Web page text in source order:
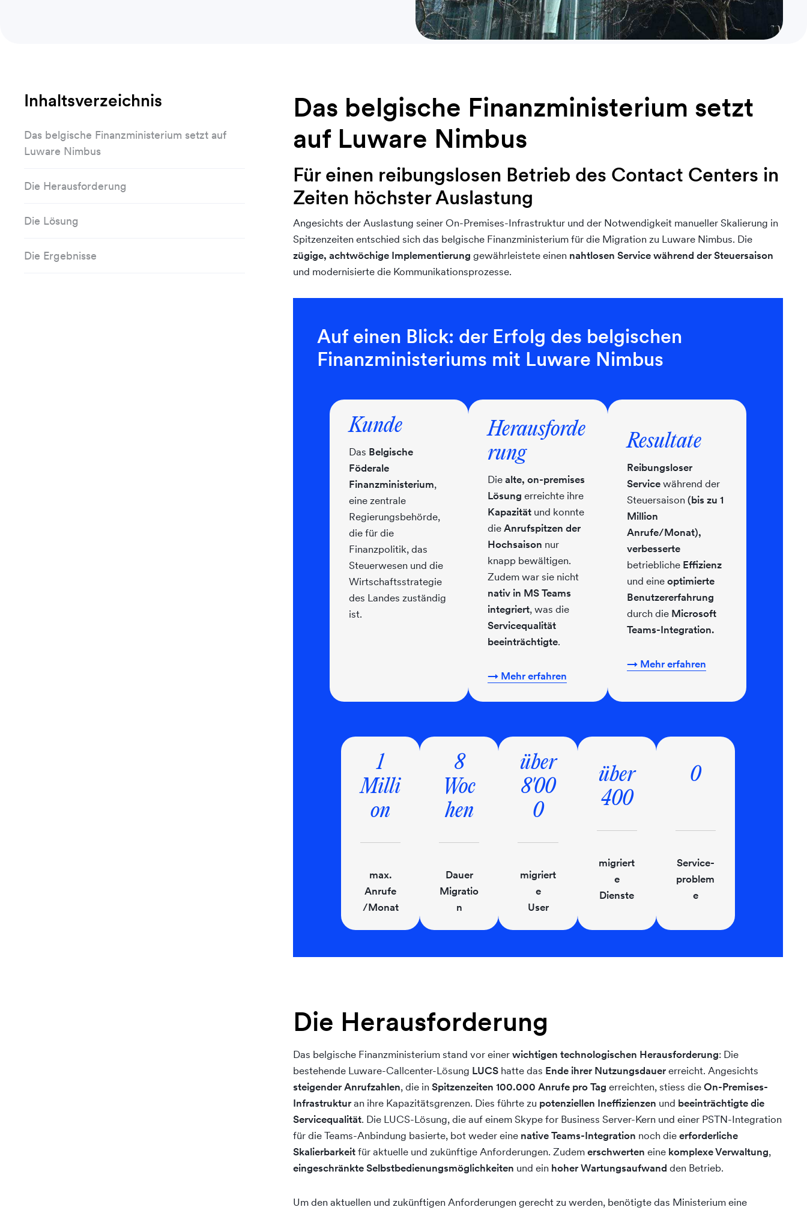
Inhaltsverzeichnis
Das belgische Finanzministerium setzt auf
Luware Nimbus
Die Herausforderung
Die Lösung
Die Ergebnisse
Das belgische Finanzministerium setzt
auf Luware Nimbus
Für einen reibungslosen Betrieb des Contact Centers in
Zeiten höchster Auslastung
Angesichts der Auslastung seiner On-Premises-Infrastruktur und der Notwendigkeit manueller Skalierung in
Spitzenzeiten entschied sich das belgische Finanzministerium für die Migration zu Luware Nimbus. Die
zügige, achtwöchige Implementierung gewährleistete einen nahtlosen Service während der Steuersaison
und modernisierte die Kommunikationsprozesse.
Auf einen Blick: der Erfolg des belgischen
Finanzministeriums mit Luware Nimbus
Kunde
Das Belgische
Föderale
Finanzministerium,
eine zentrale
Regierungsbehörde,
die für die
Finanzpolitik, das
Steuerwesen und die
Wirtschaftsstrategie
des Landes zuständig
ist.
Herausforde
rung
Diealte, on-premises
Lösung erreichte ihre
Kapazität und konnte
dieAnrufspitzen der
Hochsaison nur
knapp bewältigen.
Zudem war sie nicht
nativ in MS Teams
integriert, was die
Servicequalität
beeinträchtigte.
→ Mehr erfahren
Resultate
Reibungsloser
Servicewährend der
Steuersaison(bis zu 1
Million
Anrufe/Monat),
verbesserte
betriebliche Effizienz
und eineoptimierte
Benutzererfahrung
durch die Microsoft
Teams-Integration.
→ Mehr erfahren
1
Milli
on
max.
Anrufe
/Monat
8
Woc
hen
Dauer
Migratio
n
über
8'00
0
migriert
e
User
über
400
migriert
e
Dienste
0
Service-
problem
e
Die Herausforderung
Das belgische Finanzministerium stand vor einerwichtigen technologischen Herausforderung: Die
bestehende Luware-Callcenter-Lösung LUCS hatte das Ende ihrer Nutzungsdauererreicht. Angesichts
steigender Anrufzahlen, die inSpitzenzeiten 100.000 Anrufe pro Tag erreichten, stiess dieOn-Premises-
Infrastrukturan ihre Kapazitätsgrenzen. Dies führte zu potenziellen Ineffizienzen und beeinträchtigte die
Servicequalität. Die LUCS-Lösung, die auf einem Skype for Business Server-Kern und einer PSTN-Integration
für die Teams-Anbindung basierte, bot weder eine native Teams-Integration noch dieerforderliche
Skalierbarkeitfür aktuelle und zukünftige Anforderungen. Zudemerschwerten eine komplexe Verwaltung,
eingeschränkte Selbstbedienungsmöglichkeiten und ein hoher Wartungsaufwand den Betrieb.
Um den aktuellen und zukünftigen Anforderungen gerecht zu werden, benötigte das Ministerium eine